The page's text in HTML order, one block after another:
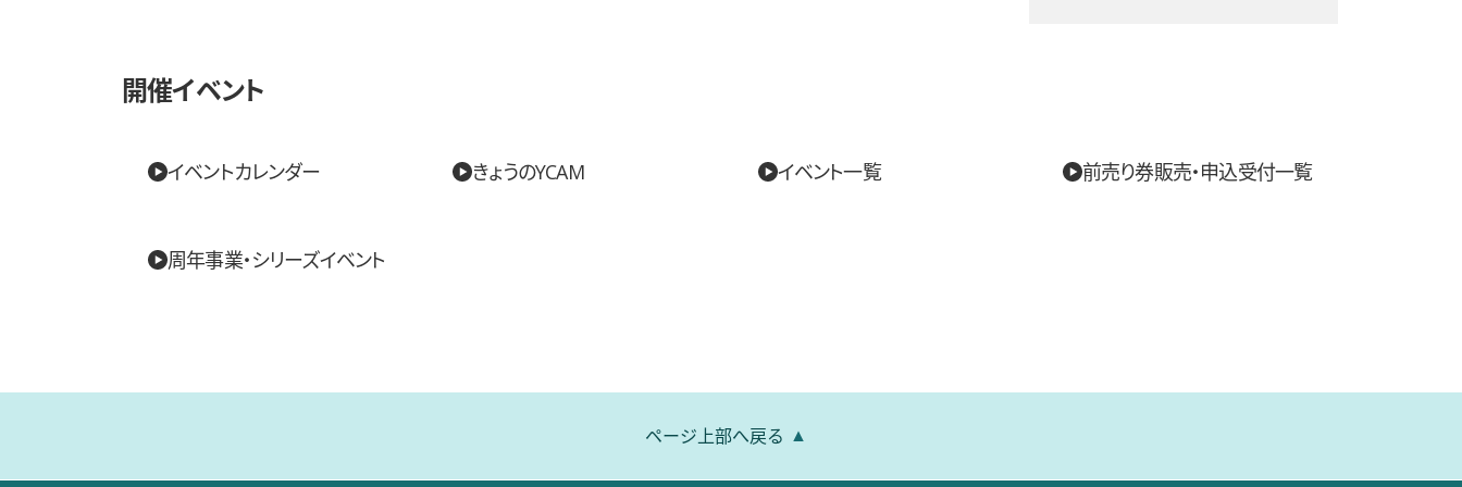
開催イベント
イベントカレンダー きょうのYCAM イベント一覧 前売り券販売・申込受付一覧
周年事業・シリーズイベント
ページ上部へ戻る